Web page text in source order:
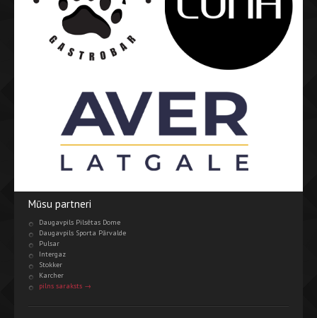
Mūsu partneri
Daugavpils Pilsētas Dome
Daugavpils Sporta Pārvalde
Pulsar
Intergaz
Stokker
Karcher
pilns saraksts →